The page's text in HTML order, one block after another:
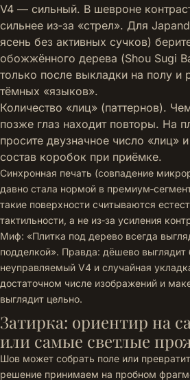
V4 — сильный. В шевроне
сильнее из‑за «стрел». Для
ясень без активных сучков)
обожжённого дерева (Shou Sugi
только после выкладки на полу и
тёмных «языков».
Количество «лиц» (паттернов).
позже глаз находит повторы. На
просите двузначное число «лиц»
состав коробок при приёмке.
Синхронная печать (совпадение
давно стала нормой в
такие поверхности считываются
тактильности, а не из‑за усиления
Миф: «Плитка под дерево всегда
подделкой». Правда: дёшево выглядит
неуправляемый V4 и случайная
достаточном числе изображений и
выглядит цельно.
Затирка: ориентир на
или самые светлые
Шов может собрать поле или
решение принимаем на пробном